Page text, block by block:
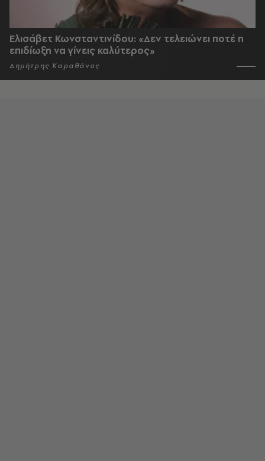
Ελισάβετ Κωνσταντινίδου: «Δεν τελειώνει ποτέ η
επιδίωξη να γίνεις καλύτερος»
Δημήτρης Καραθάνος